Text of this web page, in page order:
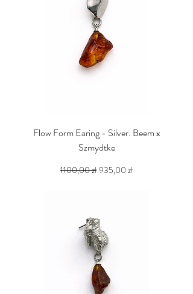
Flow Form Earing - Silver. Beem x
Szmydtke
Regularna cena
1100,00 zł Cena rabatowa
935,00 zł